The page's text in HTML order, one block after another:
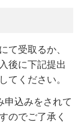
て受取るか、
後に下記提出
てください。
込みをされて
のでご了承く